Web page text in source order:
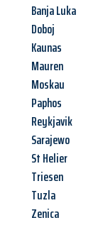
Banja Luka
Doboj
Kaunas
Mauren
Moskau
Paphos
Reykjavik
Sarajewo
St Helier
Triesen
Tuzla
Zenica